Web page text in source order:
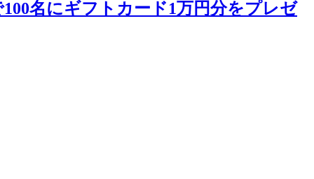
名にギフトカード1万円分をプレゼ